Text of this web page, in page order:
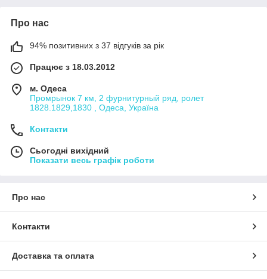
Про нас
94% позитивних з 37 відгуків за рік
Працює з 18.03.2012
м. Одеса
Промрынок 7 км, 2 фурнитурный ряд, ролет
1828.1829,1830 , Одеса, Україна
Контакти
Сьогодні вихідний
Показати весь графік роботи
Про нас
Контакти
Доставка та оплата